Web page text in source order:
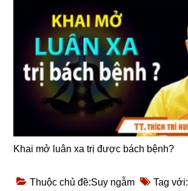
Khai mở luân xa trị được bách bệnh?
Thuộc chủ đề:Suy ngẫm Tag với: